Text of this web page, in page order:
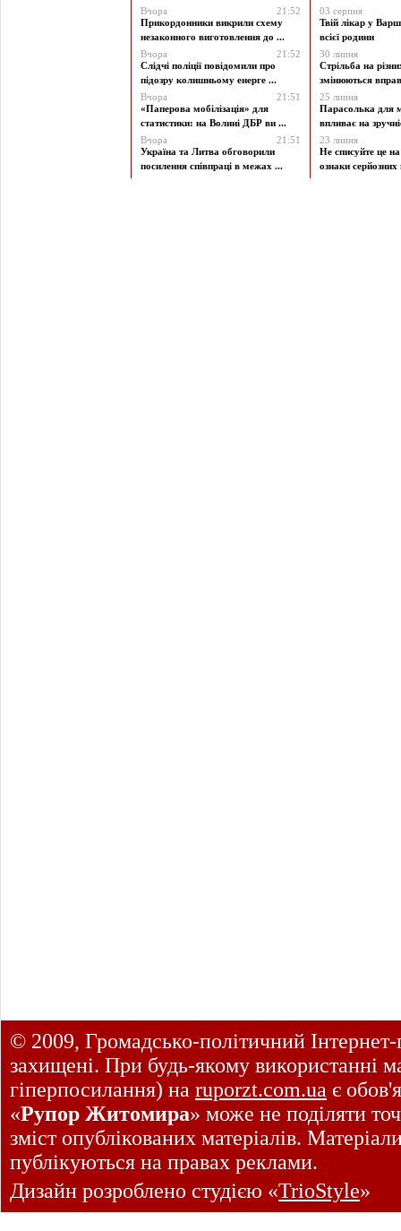
Вчора
21:52
Прикордонники викрили схему
незаконного виготовлення до ...
Вчора
21:52
Слідчі поліції повідомили про
підозру колишньому енерге ...
Вчора
21:51
«Паперова мобілізація» для
статистики: на Волині ДБР ви ...
Вчора
21:51
Україна та Литва обговорили
посилення співпраці в межах ...
03 серпня
Твій лікар у
всієї родини
30 липня
Стрільба на
змінюються
25 липня
Парасолька для
впливає на
23 липня
Не списуйте це
ознаки
© 2009, Громадсько-політичний
захищені. При будь-якому використанні
гіперпосилання) на ruporzt.com.ua є
«Рупор Житомира» може не поділяти
зміст опублікованих матеріалів.
публікуються на правах реклами.
Дизайн розроблено студією «TrioStyle»